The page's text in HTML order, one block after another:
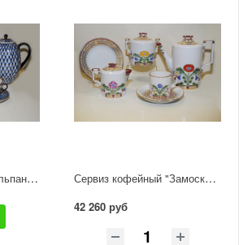
Сервиз кофейный Тюльпан "Кобальтовая сетка" 6/20 Сервиз кофейный "Замоскворечье" 6/20
42 260 руб